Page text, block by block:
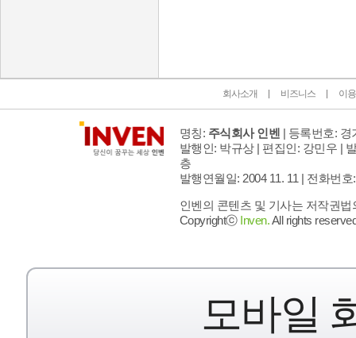
회사소개 비즈니스 이
명칭: 주식회사 인벤 | 등록번호: 경
발행인: 박규상 | 편집인: 강민우 |
층
발행연월일: 2004 11. 11 | 전화번호
인벤의 콘텐츠 및 기사는 저작권
Copyrightⓒ Inven.All rights
모바일